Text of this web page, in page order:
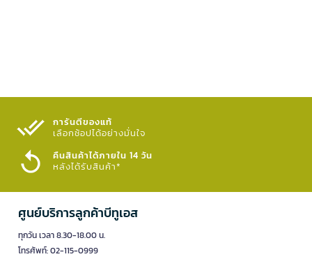
การันตีของแท้
เลือกช้อปได้อย่างมั่นใจ​
คืนสินค้าได้ภายใน 14 วัน
หลังได้รับสินค้า*
ศูนย์บริการลูกค้าบีทูเอส
ทุกวัน เวลา 8.30-18.00 น.
โทรศัพท์: 02-115-0999